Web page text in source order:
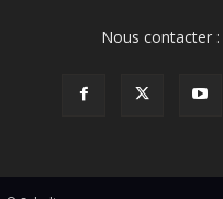
Nous contacter :